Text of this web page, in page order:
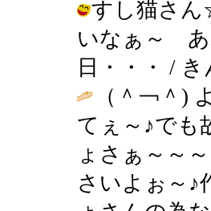
すし猫さ
いなぁ～ あ
日・・・ / き
（＾￢＾)
てぇ～♪でも
ょさぁ～～
さいよぉ～